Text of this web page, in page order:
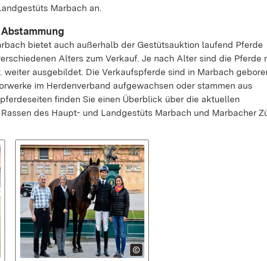
Marbach an.
bietet auch außerhalb der Gestütsauktion laufend Pferde
Alters zum Verkauf. Je nach Alter sind die Pferde
weiter ausgebildet. Die Verkaufspferde sind in Marbach
im Herdenverband aufgewachsen oder stammen aus
finden Sie einen Überblick über die aktuellen
des Haupt- und Landgestüts Marbach und Marbacher